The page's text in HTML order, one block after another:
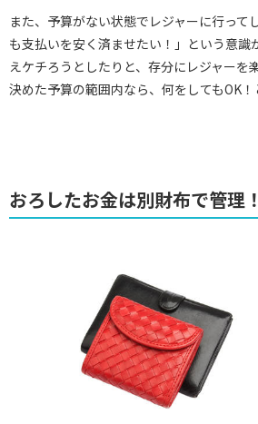
また、予算がない状態でレジャーに行って
も支払いを安く済ませたい！」という意識
えケチろうとしたりと、存分にレジャー
決めた予算の範囲内なら、何をしてもOK！
おろしたお金は別財布で管理！